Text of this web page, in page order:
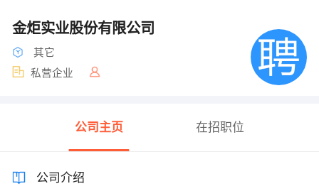
金炬实业股份有限公司
其它
私营企业
公司主页 在招职位
公司介绍